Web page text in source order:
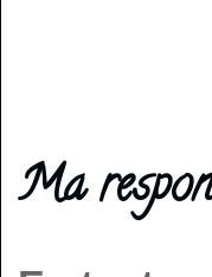
Ma